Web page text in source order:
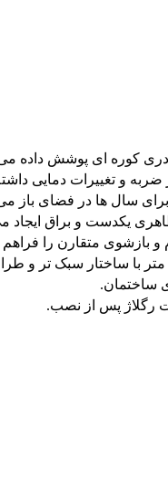
کوره ای پوشش داده می
سال ها در فضای باز
یکدست و براق ایجاد
ساختمان.
رگلاژ پس از نصب.